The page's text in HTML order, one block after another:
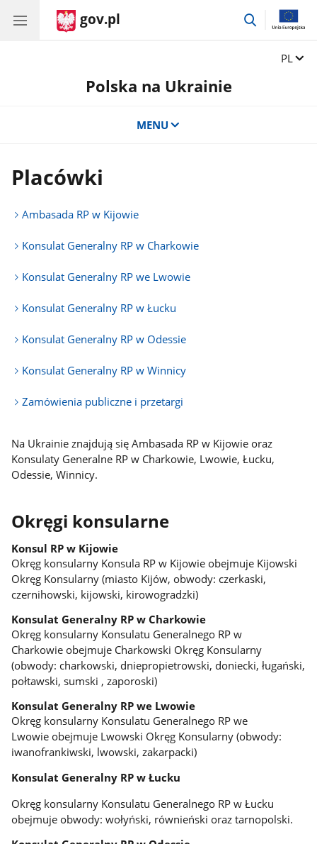
gov.pl
przejdź
Zmień
PL
Polska na Ukrainie
MENU
Placówki
Ambasada RP w Kijowie
Konsulat Generalny RP w Charkowie
Konsulat Generalny RP we Lwowie
Konsulat Generalny RP w Łucku
Konsulat Generalny RP w Odessie
Konsulat Generalny RP w Winnicy
Zamówienia publiczne i przetargi
Na Ukrainie znajdują się Ambasada RP w Kijowie oraz
Konsulaty Generalne RP w Charkowie, Lwowie, Łucku,
Odessie, Winnicy.
Okręgi konsularne
Konsul RP w Kijowie
Okręg konsularny Konsula RP w Kijowie obejmuje Kijowski
Okręg Konsularny (miasto Kijów, obwody: czerkaski,
czernihowski, kijowski, kirowogradzki)
Konsulat Generalny RP w Charkowie
Okręg konsularny Konsulatu Generalnego RP w
Charkowie obejmuje Charkowski Okręg Konsularny
(obwody: charkowski, dniepropietrowski, doniecki, ługański,
połtawski, sumski , zaporoski)
Konsulat Generalny RP we Lwowie
Okręg konsularny Konsulatu Generalnego RP we
Lwowie obejmuje Lwowski Okręg Konsularny (obwody:
iwanofrankiwski, lwowski, zakarpacki)
Konsulat Generalny RP w Łucku
Okręg konsularny Konsulatu Generalnego RP w Łucku
obejmuje obwody: wołyński, równieński oraz tarnopolski.